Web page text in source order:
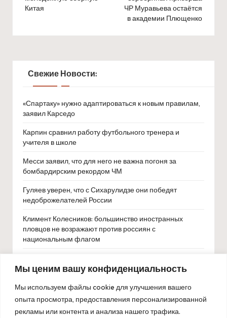
Мы ценим вашу конфиденциальность
Мы используем файлы cookie для улучшения вашего
опыта просмотра, предоставления персонализированной
рекламы или контента и анализа нашего трафика.
Китая
ЧР Муравьева остаётся
в академии Плющенко
Свежие Новости:
«Спартаку» нужно адаптироваться к новым правилам,
заявил Карседо
Карпин сравнил работу футбольного тренера и
учителя в школе
Месси заявил, что для него не важна погоня за
бомбардирским рекордом ЧМ
Гуляев уверен, что с Сихарулидзе они победят
недоброжелателей России
Климент Колесников: большинство иностранных
пловцов не возражают против россиян с
национальным флагом
турнире ATP 500 в Барселоне
Австралийский арбитр VAR Шон Эванс объяснил
расистский жест на ЧМ-2026
Монсон прокомментировал решение МОК снять